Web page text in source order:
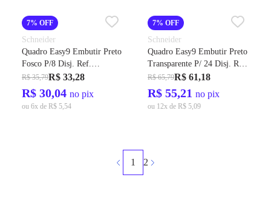
7% OFF
Schneider
Quadro Easy9 Embutir Preto
Fosco P/8 Disj. Ref.
EZ9E3408 - Schneider
R$ 35,79R$ 33,28
R$ 30,04 no pix
ou 6x de R$ 5,54
7% OFF
Schneider
Quadro Easy9 Embutir Preto
Transparente P/ 24 Disj. Ref.
EZ9E3424 - Schneider
R$ 65,79R$ 61,18
R$ 55,21 no pix
ou 12x de R$ 5,09
1 2